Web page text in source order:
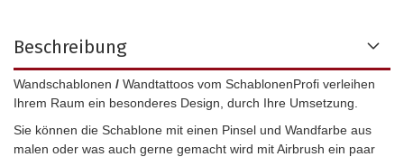
Beschreibung
Wandschablonen / Wandtattoos vom SchablonenProfi verleihen
Ihrem Raum ein besonderes Design, durch Ihre Umsetzung.
Sie können die Schablone mit einen Pinsel und Wandfarbe aus
malen oder was auch gerne gemacht wird mit Airbrush ein paar